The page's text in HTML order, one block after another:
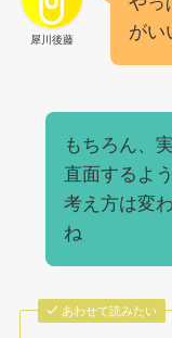
犀川後藤
がい
もちろん、
直面するよ
考え方は変
ね
あわせて読みたい